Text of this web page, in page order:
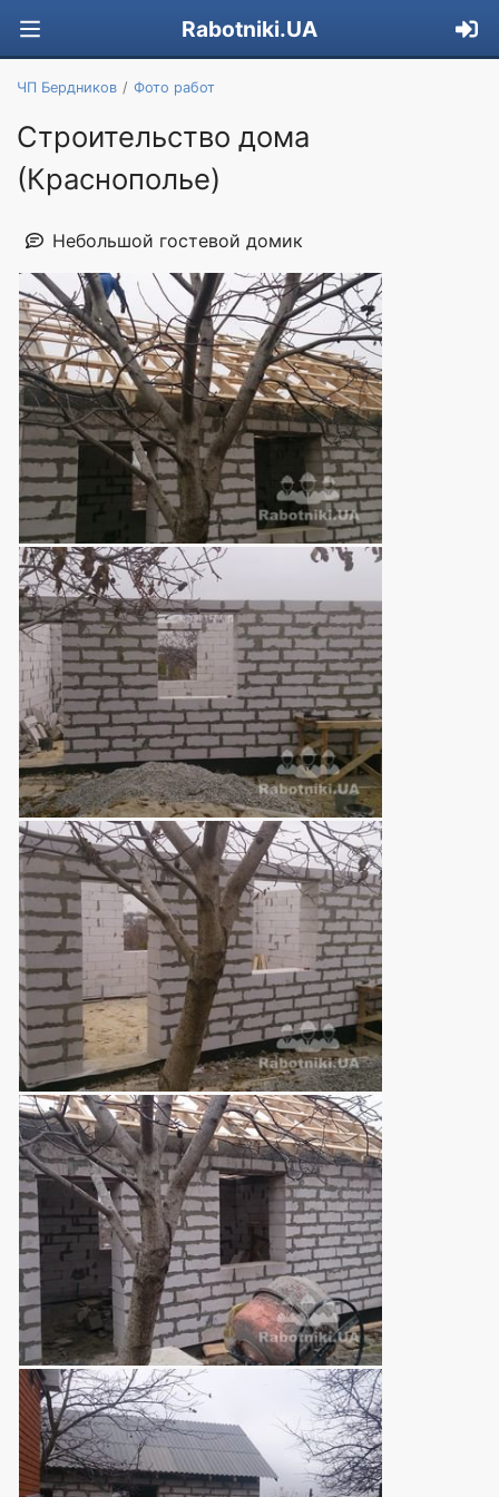
Rabotniki.UA
ЧП Бердников Фото работ
Строительство дома
(Краснополье)
Небольшой гостевой домик